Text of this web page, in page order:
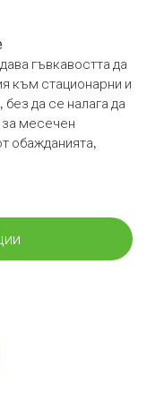
гъвкавостта да
към стационарни и
да се налага да
за месечен
обажданията,